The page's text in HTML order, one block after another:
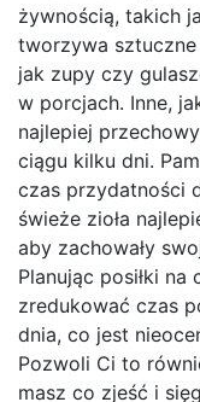
żywnością, takich
tworzywa
jak zupy czy
w porcjach. Inne,
najlepiej
ciągu kilku dni.
czas przydatności
świeże zioła
aby zachowały
Planując posiłki na
zredukować czas
dnia, co jest
Pozwoli Ci to
masz co zjeść i